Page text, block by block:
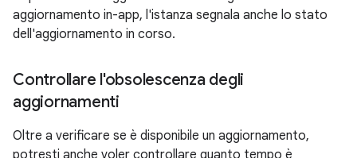
aggiornamento in-app, l'istanza segnala anche lo stato
dell'aggiornamento in corso.
Controllare l'obsolescenza degli
aggiornamenti
Oltre a verificare se è disponibile un aggiornamento,
potresti anche voler controllare quanto tempo è